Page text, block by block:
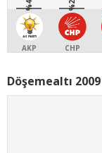
AKP CHP
Döşemealtı